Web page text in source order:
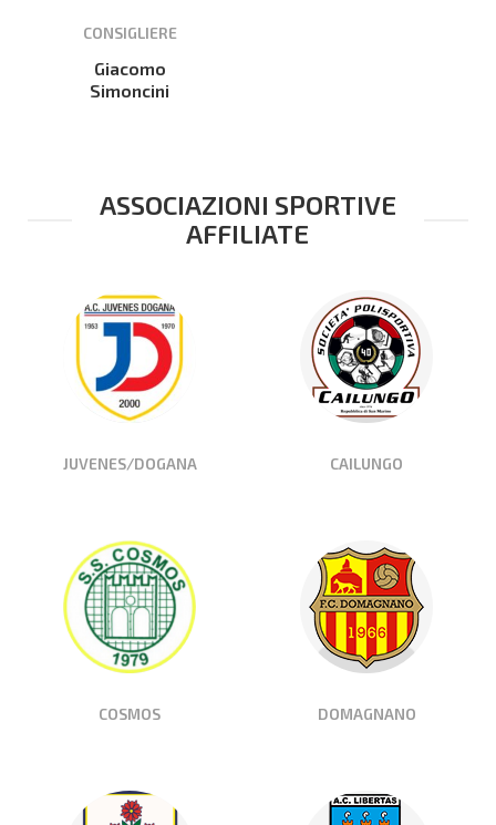
CONSIGLIERE
Giacomo
Simoncini
ASSOCIAZIONI SPORTIVE
AFFILIATE
JUVENES/DOGANA CAILUNGO
COSMOS DOMAGNANO